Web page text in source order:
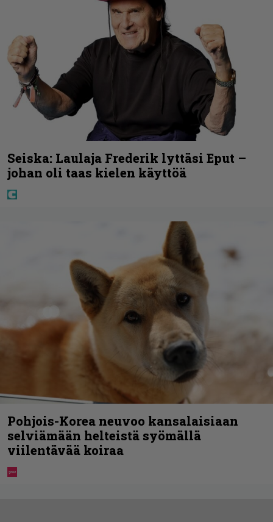
Seiska: Laulaja Frederik lyttäsi Eput –
johan oli taas kielen käyttöä
Pohjois-Korea neuvoo kansalaisiaan
selviämään helteistä syömällä
viilentävää koiraa